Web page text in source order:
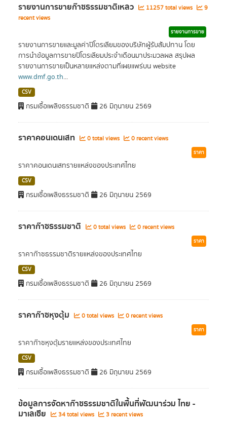
รายงานการขายก๊าซธรรมชาติเหลว 11257 total views
9
recent views
รายงานการขาย
รายงานการขายและมูลค่าปิโตรเลียมของบริษัทผู้รับสัมปทาน โดย
การนำข้อมูลการขายปิโตรเลียมประจำเดือนมาประมวลผล สรุปผล
รายงานการขายเป็นหลายแหล่งตามที่เผยแพร่บน website
www.dmf.go.th...
CSV
กรมเชื้อเพลิงธรรมชาติ 26 มิถุนายน 2569
ราคาคอนเดนเสท 0 total views 0 recent views
ราคา
ราคาคอนเดนเสทรายแหล่งของประเทศไทย
CSV
กรมเชื้อเพลิงธรรมชาติ 26 มิถุนายน 2569
ราคาก๊าซธรรมชาติ 0 total views 0 recent views
ราคา
ราคาก๊าซธรรมชาติรายแหล่งของประเทศไทย
CSV
กรมเชื้อเพลิงธรรมชาติ 26 มิถุนายน 2569
ราคาก๊าซหุงตุ้ม 0 total views 0 recent views
ราคา
ราคาก๊าซหุงตุ้มรายแหล่งของประเทศไทย
CSV
กรมเชื้อเพลิงธรรมชาติ 26 มิถุนายน 2569
ข้อมูลการจัดหาก๊าซธรรมชาติในพื้นที่พัฒนาร่วม ไทย -
มาเลเซีย 34 total views 3 recent views